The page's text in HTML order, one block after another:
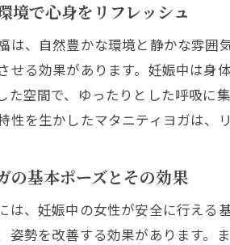
永
不
参
プ
永
地
境で心身をリフレッシュ
は、自然豊かな環境と静かな雰囲
せる効果があります。妊娠中は
た空間で、ゆったりとした呼吸に
性を生かしたマタニティヨガは、
の基本ポーズとその効果
は、妊娠中の女性が安全に行える
姿勢を改善する効果があります。